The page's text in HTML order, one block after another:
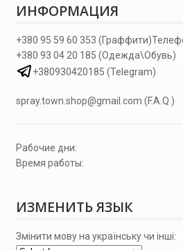
ИНФОРМАЦИЯ
+380 95 59 60 353 (Граффити)
+380 93 04 20 185 (Одежда\Обувь)
+380930420185 (Telegram)
spray.town.shop@gmail.com (F.A.Q.)
Рабочие дни:
Время работы:
ИЗМЕНИТЬ ЯЗЫК
Змінити мову на українську чи інші: